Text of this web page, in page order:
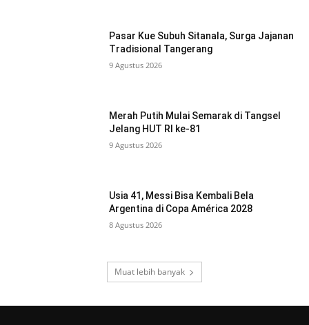
Pasar Kue Subuh Sitanala, Surga Jajanan
Tradisional Tangerang
9 Agustus 2026
Merah Putih Mulai Semarak di Tangsel
Jelang HUT RI ke-81
9 Agustus 2026
Usia 41, Messi Bisa Kembali Bela
Argentina di Copa América 2028
8 Agustus 2026
Muat lebih banyak